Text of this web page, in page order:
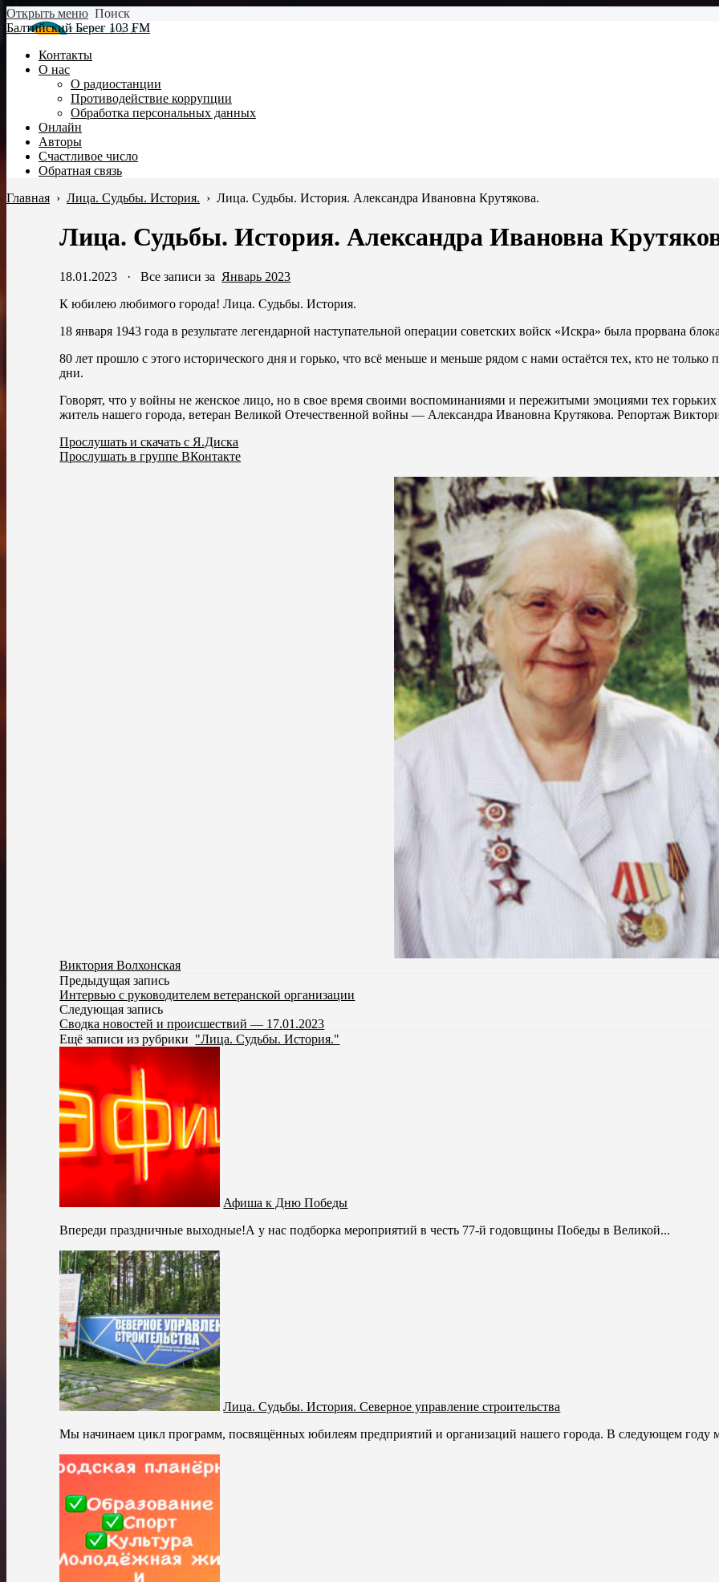
Открыть меню Поиск
Балтийский Берег 103 FM
Контакты
О нас
О радиостанции
Противодействие коррупции
Обработка персональных данных
Онлайн
Авторы
Счастливое число
Обратная связь
Главная › Лица. Судьбы. История. › Лица. Судьбы. История. Александра Ивановна Крутякова.
Лица. Судьбы. История. Александра Ивановна
18.01.2023 ·Все записи за Январь 2023
К юбилею любимого города! Лица. Судьбы. История.
18 января 1943 года в результате легендарной наступательной операции советских войск «Искра» была прорвана
80 лет прошло с этого исторического дня и горько, что всё меньше и меньше рядом с нами остаётся тех, кто не
дни.
Говорят, что у войны не женское лицо, но в свое время своими воспоминаниями и пережитыми эмоциями тех
житель нашего города, ветеран Великой Отечественной войны — Александра Ивановна Крутякова. Репортаж
Прослушать и скачать с Я.Диска
Прослушать в группе ВКонтакте
Виктория Волхонская
Предыдущая запись
Интервью с руководителем ветеранской организации
Следующая запись
Сводка новостей и происшествий — 17.01.2023
Ещё записи из рубрики "Лица. Судьбы. История."
Афиша к Дню Победы
Впереди праздничные выходные!А у нас подборка мероприятий в честь 77-й годовщины Победы в Великой...
Лица. Судьбы. История. Северное управление строительства
Мы начинаем цикл программ, посвящённых юбилеям предприятий и организаций нашего города. В следующем году